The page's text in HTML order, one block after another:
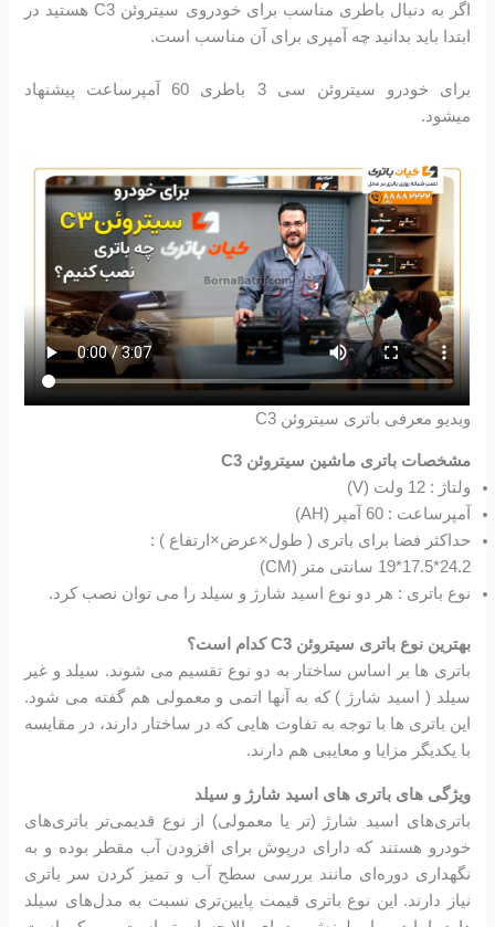
اگر به دنبال باطری مناسب برای خودروی سیتروئن C3 هستید در
ابتدا باید بدانید چه آمپری برای آن مناسب است.
برای خودرو سیتروئن سی 3 باطری 60 آمپرساعت پیشنهاد
میشود.
ویدیو معرفی باتری سیتروئن C3
مشخصات باتری ماشین سیتروئن C3
ولتاژ : 12 ولت (V)
آمپرساعت : 60 آمپر (AH)
حداکثر فضا برای باتری ( طول×عرض×ارتفاع ) :
24.2*17.5*19 سانتی متر (CM)
نوع باتری : هر دو نوع اسید شارژ و سیلد را می توان نصب کرد.
بهترین نوع باتری سیتروئن C3 کدام است؟
باتری ها بر اساس ساختار به دو نوع تقسیم می شوند. سیلد و غیر
سیلد ( اسید شارژ ) که به آنها اتمی و معمولی هم گفته می شود.
این باتری ها با توجه به تفاوت هایی که در ساختار دارند، در مقایسه
با یکدیگر مزایا و معایبی هم دارند.
ویژگی های باتری های اسید شارژ و سیلد
باتری‌های اسید شارژ (تر یا معمولی) از نوع قدیمی‌تر باتری‌های
خودرو هستند که دارای درپوش برای افزودن آب مقطر بوده و به
نگهداری دوره‌ای مانند بررسی سطح آب و تمیز کردن سر باتری
نیاز دارند. این نوع باتری قیمت پایین‌تری نسبت به مدل‌های سیلد